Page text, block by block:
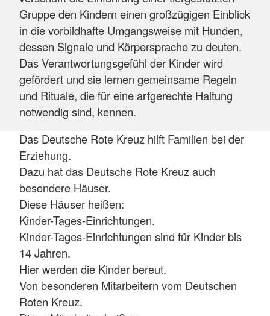
Gruppe den Kindern einen großzügigen Einblick
in die vorbildhafte Umgangsweise mit Hunden,
dessen Signale und Körpersprache zu deuten.
Das Verantwortungsgefühl der Kinder wird
gefördert und sie lernen gemeinsame Regeln
und Rituale, die für eine artgerechte Haltung
notwendig sind, kennen.
Das Deutsche Rote Kreuz hilft Familien bei der
Erziehung.
Dazu hat das Deutsche Rote Kreuz auch
besondere Häuser.
Diese Häuser heißen:
Kinder-Tages-Einrichtungen.
Kinder-Tages-Einrichtungen sind für Kinder bis
14 Jahren.
Hier werden die Kinder bereut.
Von besonderen Mitarbeitern vom Deutschen
Roten Kreuz.